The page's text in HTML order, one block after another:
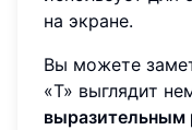
на экране.
Вы можете
«T» выглядит
выразительным